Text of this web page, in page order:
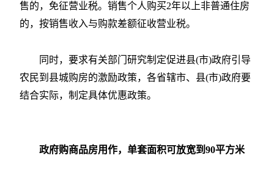
售的，免征营业税。销售个人购买2年以上非普通住房
的，按销售收入与购款差额征收营业税。
同时，要求有关部门研究制定促进县(市)政府引导
农民到县城购房的激励政策，各省辖市、县(市)政府要
结合实际，制定具体优惠政策。
政府购商品房用作，单套面积可放宽到90平方米